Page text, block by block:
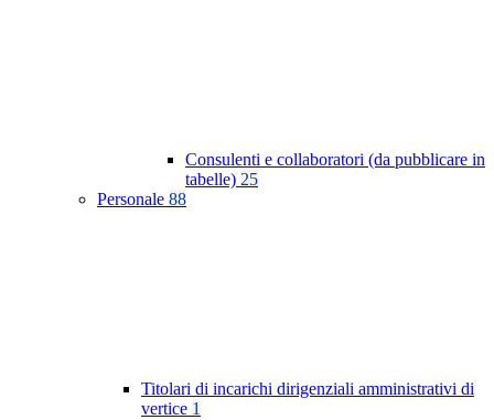
Consulenti e collaboratori (da pubblicare in
tabelle) 25
Personale 88
Titolari di incarichi dirigenziali amministrativi di
vertice 1